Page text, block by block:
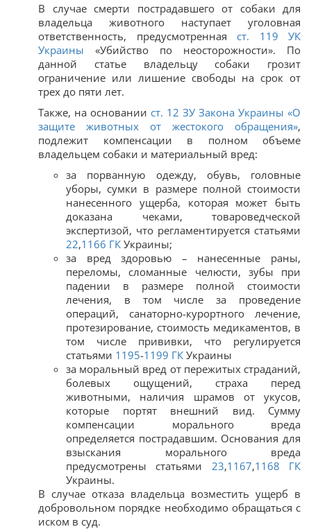
В случае смерти пострадавшего от собаки для
владельца животного наступает уголовная
ответственность, предусмотренная ст. 119 УК
Украины «Убийство по неосторожности». По
данной статье владельцу собаки грозит
ограничение или лишение свободы на срок от
трех до пяти лет.
Также, на основании ст. 12 ЗУ Закона Украины «О
защите животных от жестокого обращения»,
подлежит компенсации в полном объеме
владельцем собаки и материальный вред:
за порванную одежду, обувь, головные
уборы, сумки в размере полной стоимости
нанесенного ущерба, которая может быть
доказана чеками, товароведческой
экспертизой, что регламентируется статьями
22,1166 ГК Украины;
за вред здоровью – нанесенные раны,
переломы, сломанные челюсти, зубы при
падении в размере полной стоимости
лечения, в том числе за проведение
операций, санаторно-курортного лечение,
протезирование, стоимость медикаментов, в
том числе прививки, что регулируется
статьями 1195-1199 ГК Украины
за моральный вред от пережитых страданий,
болевых ощущений, страха перед
животными, наличия шрамов от укусов,
которые портят внешний вид. Сумму
компенсации морального вреда
определяется пострадавшим. Основания для
взыскания морального вреда
предусмотрены статьями 23,1167,1168 ГК
Украины.
В случае отказа владельца возместить ущерб в
добровольном порядке необходимо обращаться с
иском в суд.